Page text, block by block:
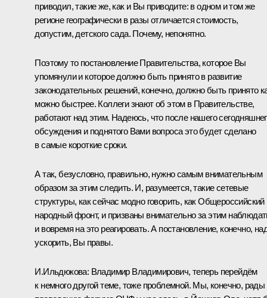
приводил, такие же, как и Вы приводите: в одном и том же
регионе географически в разы отличается стоимость,
допустим, детского сада. Почему, непонятно.
Поэтому то постановление Правительства, которое Вы
упомянули и которое должно быть принято в развитие
законодательных решений, конечно, должно быть принято
можно быстрее. Коллеги знают об этом в Правительстве,
работают над этим. Надеюсь, что после нашего
обсуждения и поднятого Вами вопроса это будет сделано
в самые короткие сроки.
А так, безусловно, правильно, нужно самым внимательным
образом за этим следить. И, разумеется, такие сетевые
структуры, как сейчас модно говорить, как Общероссийский
народный фронт, и призваны внимательно за этим
и вовремя на это реагировать. А постановление, конечно,
ускорить, Вы правы.
И.Ильдюкова: Владимир Владимирович, теперь перейдём
к немного другой теме, тоже проблемной. Мы, конечно, рады